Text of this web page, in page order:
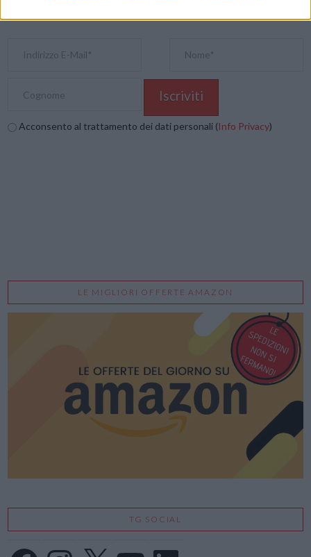
Acconsento al trattamento dei dati personali (Info Privacy)
LE MIGLIORI OFFERTE AMAZON
TG SOCIAL
FacebookInstagram
X LinkedIn